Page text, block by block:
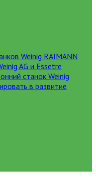
Weinig RAIMANN
AG и Essetre
станок Weinig
в развитие